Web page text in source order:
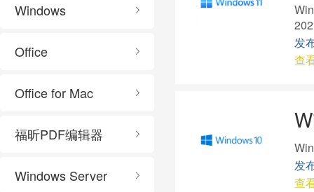
Windows
Office
Office for Mac
福昕PDF编辑器
Windows Server
发
查
发
查